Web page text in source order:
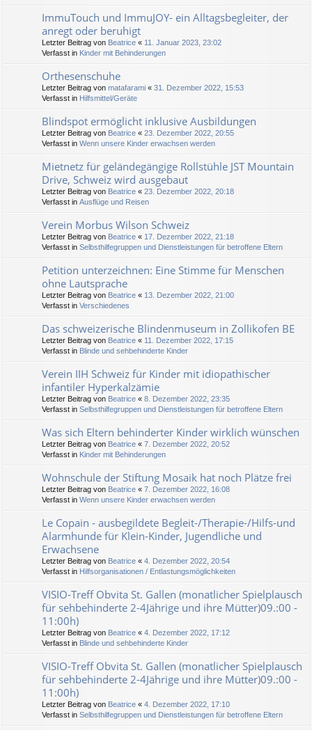
ImmuTouch und ImmuJOY- ein Alltagsbegleiter, der
anregt oder beruhigt
Letzter Beitrag von Beatrice « 11. Januar 2023, 23:02
Verfasst in Kinder mit Behinderungen
Orthesenschuhe
Letzter Beitrag von matafarami « 31. Dezember 2022, 15:53
Verfasst in Hilfsmittel/Geräte
Blindspot ermöglicht inklusive Ausbildungen
Letzter Beitrag von Beatrice « 23. Dezember 2022, 20:55
Verfasst in Wenn unsere Kinder erwachsen werden
Mietnetz für geländegängige Rollstühle JST Mountain
Drive, Schweiz wird ausgebaut
Letzter Beitrag von Beatrice « 23. Dezember 2022, 20:18
Verfasst in Ausflüge und Reisen
Verein Morbus Wilson Schweiz
Letzter Beitrag von Beatrice « 17. Dezember 2022, 21:18
Verfasst in Selbsthilfegruppen und Dienstleistungen für betroffene Eltern
Petition unterzeichnen: Eine Stimme für Menschen
ohne Lautsprache
Letzter Beitrag von Beatrice « 13. Dezember 2022, 21:00
Verfasst in Verschiedenes
Das schweizerische Blindenmuseum in Zollikofen BE
Letzter Beitrag von Beatrice « 11. Dezember 2022, 17:15
Verfasst in Blinde und sehbehinderte Kinder
Verein IIH Schweiz für Kinder mit idiopathischer
infantiler Hyperkalzämie
Letzter Beitrag von Beatrice « 8. Dezember 2022, 23:35
Verfasst in Selbsthilfegruppen und Dienstleistungen für betroffene Eltern
Was sich Eltern behinderter Kinder wirklich wünschen
Letzter Beitrag von Beatrice « 7. Dezember 2022, 20:52
Verfasst in Kinder mit Behinderungen
Wohnschule der Stiftung Mosaik hat noch Plätze frei
Letzter Beitrag von Beatrice « 7. Dezember 2022, 16:08
Verfasst in Wenn unsere Kinder erwachsen werden
Le Copain - ausbegildete Begleit-/Therapie-/Hilfs-und
Alarmhunde für Klein-Kinder, Jugendliche und
Erwachsene
Letzter Beitrag von Beatrice « 4. Dezember 2022, 20:54
Verfasst in Hilfsorganisationen / Entlastungsmöglichkeiten
VISIO-Treff Obvita St. Gallen (monatlicher Spielplausch
für sehbehinderte 2-4Jährige und ihre Mütter)09.:00 -
11:00h)
Letzter Beitrag von Beatrice « 4. Dezember 2022, 17:12
Verfasst in Blinde und sehbehinderte Kinder
VISIO-Treff Obvita St. Gallen (monatlicher Spielplausch
für sehbehinderte 2-4Jährige und ihre Mütter)09.:00 -
11:00h)
Letzter Beitrag von Beatrice « 4. Dezember 2022, 17:10
Verfasst in Selbsthilfegruppen und Dienstleistungen für betroffene Eltern